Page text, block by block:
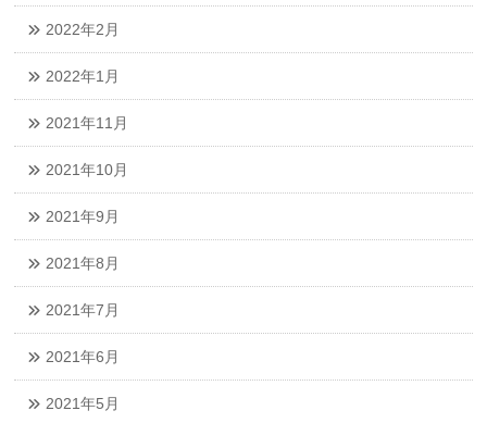
2022年2月
2022年1月
2021年11月
2021年10月
2021年9月
2021年8月
2021年7月
2021年6月
2021年5月